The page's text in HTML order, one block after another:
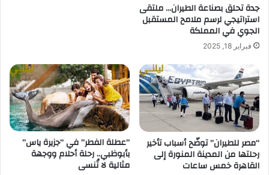
جدة تحلق بصناعة الطيران… ملتقى
استراتيجي لرسم ملامح المستقبل
الجوي في المملكة
فبراير 18, 2025
“مصر للطيران” توضّح أسباب تأخير
رحلتها من المدينة المنورة إلى
القاهرة خمس ساعات
“عطلة الفطر” في “جزيرة ياس”
بأبوظبي.. رحلة أحلام ووجهة
مثالية لا تُنسى